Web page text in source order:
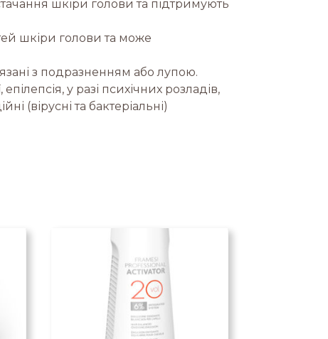
шкіри голови та підтримують
шкіри голови та може
з подразненням або лупою.
у разі психічних розладів,
(вірусні та бактеріальні)